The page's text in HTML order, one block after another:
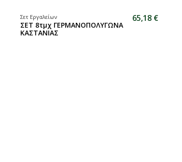
Σετ Εργαλείων
ΣΕΤ 8τμχ ΓΕΡΜΑΝΟΠΟΛΥΓΩΝΑ
ΚΑΣΤΑΝΙΑΣ
65,18 €